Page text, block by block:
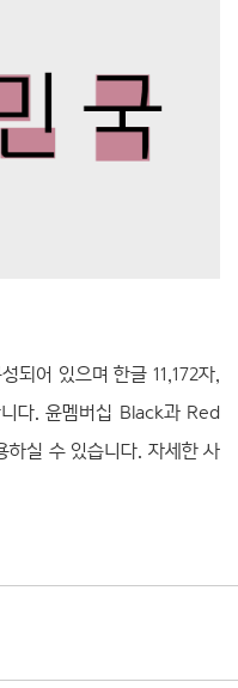
되어 있으며 한글 11,172자,
다. 윤멤버십 Black과 Red
하실 수 있습니다. 자세한 사